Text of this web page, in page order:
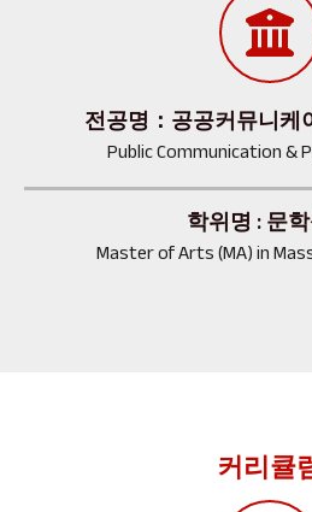
전공명：공공커뮤니케
Public Communication &
학위명 : 문
Master of Arts (MA) in
커리큘